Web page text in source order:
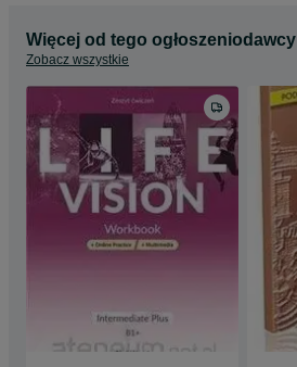
Więcej od tego ogłoszeniodawcy
Zobacz wszystkie